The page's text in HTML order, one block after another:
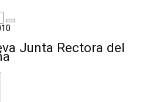
Junta Rectora del